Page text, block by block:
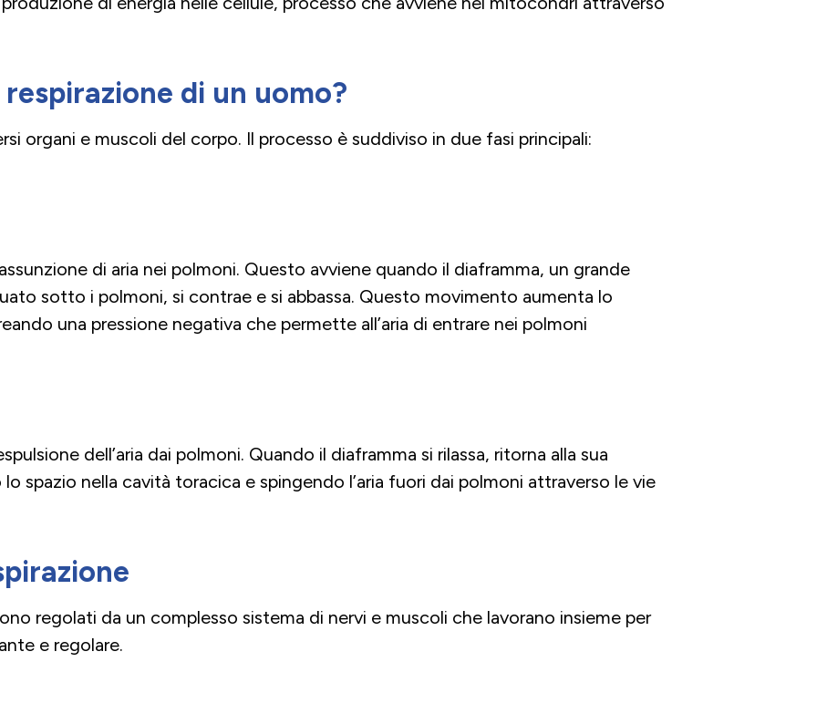
di un uomo?
organi e muscoli del corpo. Il processo è suddiviso in due fasi principali:
di aria nei polmoni. Questo avviene quando il diaframma, un grande
sotto i polmoni, si contrae e si abbassa. Questo movimento aumenta lo
una pressione negativa che permette all’aria di entrare nei polmoni
dell’aria dai polmoni. Quando il diaframma si rilassa, ritorna alla sua
spazio nella cavità toracica e spingendo l’aria fuori dai polmoni attraverso le vie
regolati da un complesso sistema di nervi e muscoli che lavorano insieme per
e regolare.